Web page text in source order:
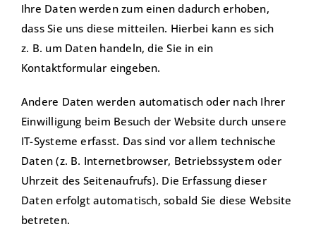
Ihre Daten werden zum einen dadurch erhoben,
dass Sie uns diese mitteilen. Hierbei kann es sich
z. B. um Daten handeln, die Sie in ein
Kontaktformular eingeben.
Andere Daten werden automatisch oder nach Ihrer
Einwilligung beim Besuch der Website durch unsere
IT-Systeme erfasst. Das sind vor allem technische
Daten (z. B. Internetbrowser, Betriebssystem oder
Uhrzeit des Seitenaufrufs). Die Erfassung dieser
Daten erfolgt automatisch, sobald Sie diese Website
betreten.